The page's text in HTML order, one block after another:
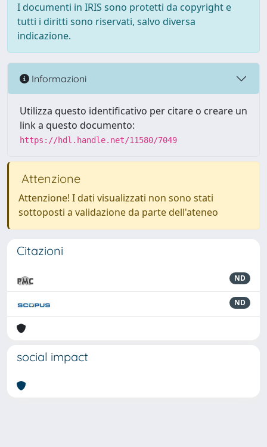
I documenti in IRIS sono protetti da copyright e
tutti i diritti sono riservati, salvo diversa
indicazione.
Informazioni
Utilizza questo identificativo per citare o creare un
link a questo documento:
https://hdl.handle.net/11580/7049
Attenzione
Attenzione! I dati visualizzati non sono stati
sottoposti a validazione da parte dell'ateneo
Citazioni
ND
ND
social impact